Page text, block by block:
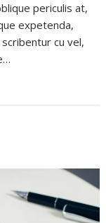
periculis at,
expetenda,
cu vel,